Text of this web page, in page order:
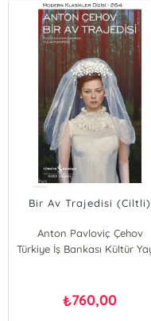
Bir Av Trajedisi (Ciltli)
Anton Pavloviç Çehov
₺760,00